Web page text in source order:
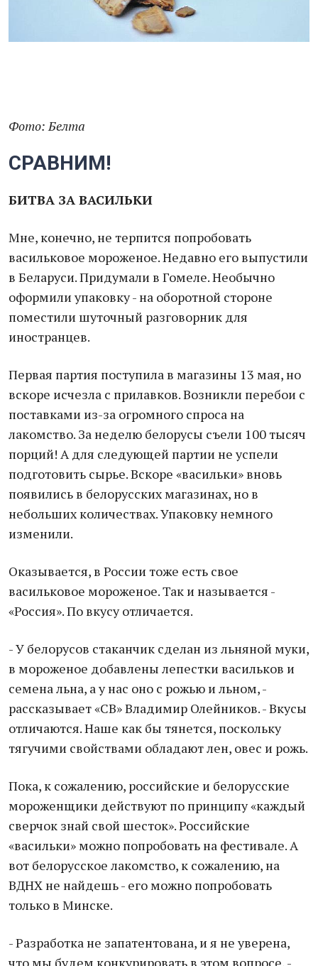
Фото: Белта
СРАВНИМ!
БИТВА ЗА ВАСИЛЬКИ
Мне, конечно, не терпится попробовать
васильковое мороженое. Недавно его выпустили
в Беларуси. Придумали в Гомеле. Необычно
оформили упаковку - на оборотной стороне
поместили шуточный разговорник для
иностранцев.
Первая партия поступила в магазины 13 мая, но
вскоре исчезла с прилавков. Возникли перебои с
поставками из-за огромного спроса на
лакомство. За неделю белорусы съели 100 тысяч
порций! А для следующей партии не успели
подготовить сырье. Вскоре «васильки» вновь
появились в белорусских магазинах, но в
небольших количествах. Упаковку немного
изменили.
Оказывается, в России тоже есть свое
васильковое мороженое. Так и называется -
«Россия». По вкусу отличается.
- У белорусов стаканчик сделан из льняной муки,
в мороженое добавлены лепестки васильков и
семена льна, а у нас оно с рожью и льном, -
рассказывает «СВ» Владимир Олейников. - Вкусы
отличаются. Наше как бы тянется, поскольку
тягучими свойствами обладают лен, овес и рожь.
Пока, к сожалению, российские и белорусские
мороженщики действуют по принципу «каждый
сверчок знай свой шесток». Российские
«васильки» можно попробовать на фестивале. А
вот белорусское лакомство, к сожалению, на
ВДНХ не найдешь - его можно попробовать
только в Минске.
- Разработка не запатентована, и я не уверена,
что мы будем конкурировать в этом вопросе, -